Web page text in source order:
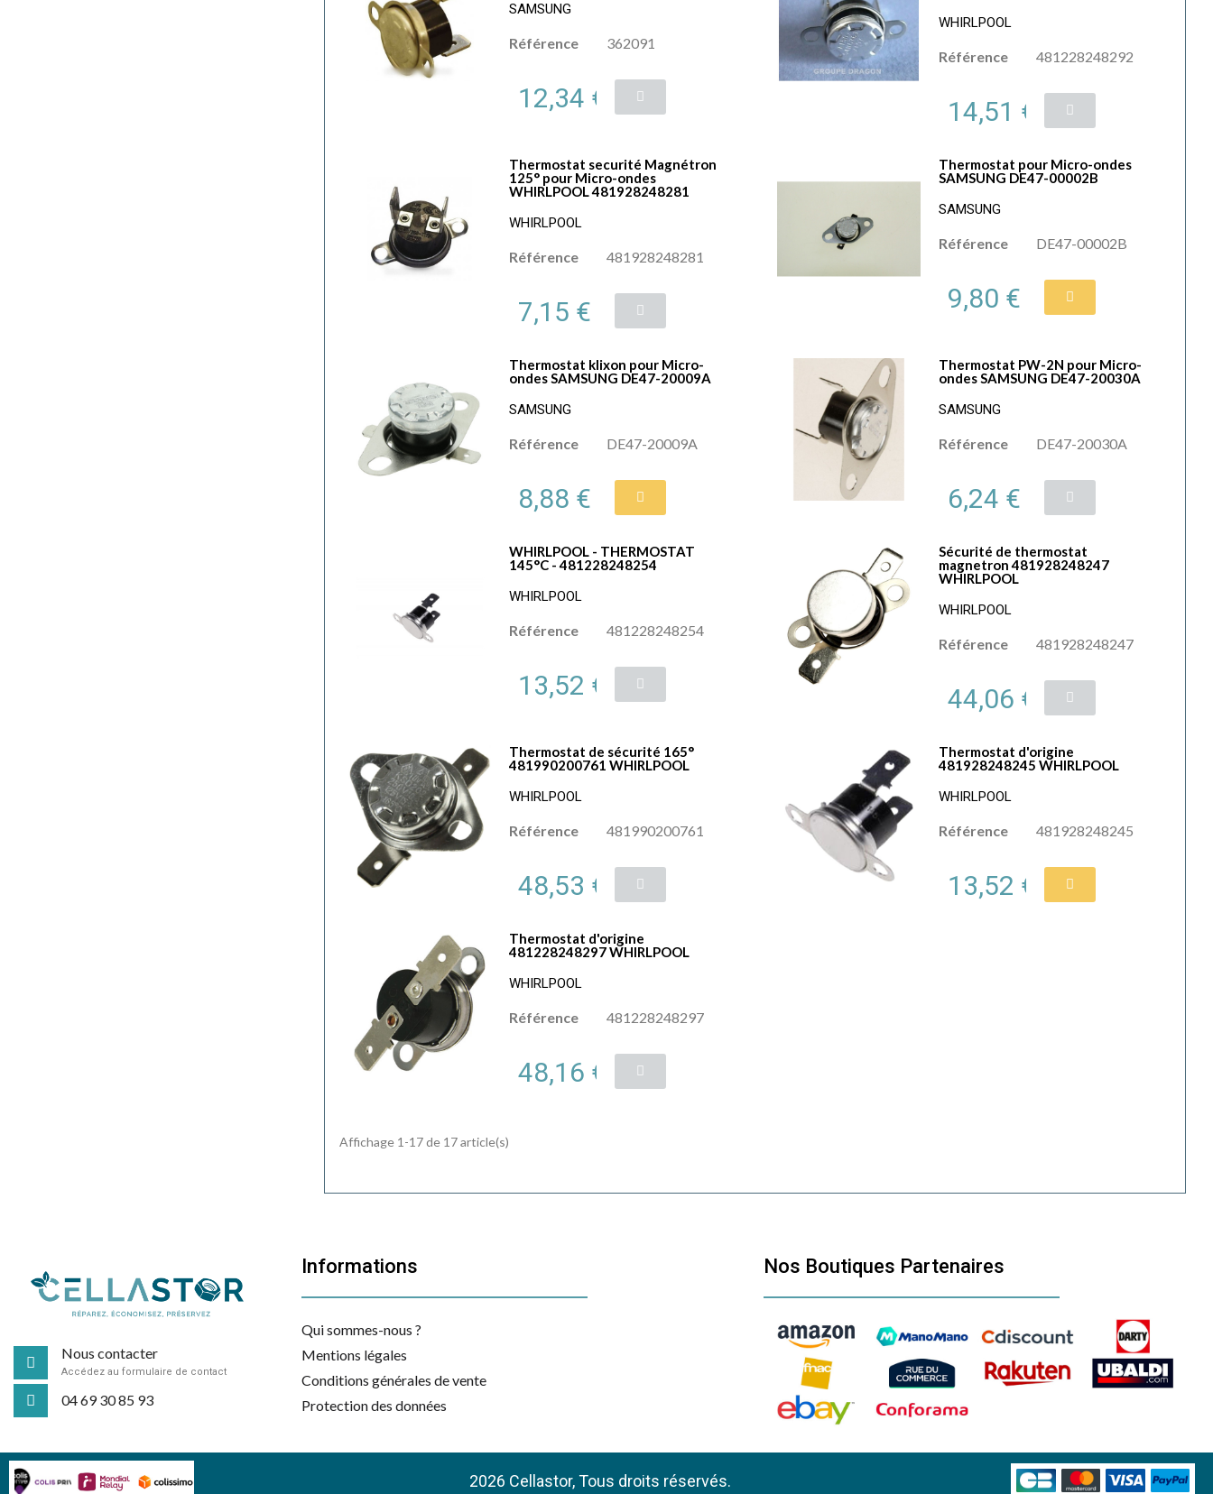
SAMSUNG
Référence 362091
12,34 €
WHIRLPOOL
Référence 481228248292
14,51 €
Thermostat securité Magnétron
125° pour Micro-ondes
WHIRLPOOL 481928248281
WHIRLPOOL
Référence 481928248281
7,15 €
Thermostat pour Micro-ondes
SAMSUNG DE47-00002B
SAMSUNG
Référence DE47-00002B
9,80 €
Thermostat klixon pour Micro-
ondes SAMSUNG DE47-20009A
SAMSUNG
Référence DE47-20009A
8,88 €
Thermostat PW-2N pour Micro-
ondes SAMSUNG DE47-20030A
SAMSUNG
Référence DE47-20030A
6,24 €
WHIRLPOOL - THERMOSTAT
145°C - 481228248254
WHIRLPOOL
Référence 481228248254
13,52 €
Sécurité de thermostat
magnetron 481928248247
WHIRLPOOL
WHIRLPOOL
Référence 481928248247
44,06 €
Thermostat de sécurité 165°
481990200761 WHIRLPOOL
WHIRLPOOL
Référence 481990200761
48,53 €
Thermostat d'origine
481928248245 WHIRLPOOL
WHIRLPOOL
Référence 481928248245
13,52 €
Thermostat d'origine
481228248297 WHIRLPOOL
WHIRLPOOL
Référence 481228248297
48,16 €
Affichage 1-17 de 17 article(s)
Nous contacter
Accédez au formulaire de contact
04 69 30 85 93
Informations
Qui sommes-nous ?
Mentions légales
Conditions générales de vente
Protection des données
Nos Boutiques Partenaires
2026 Cellastor, Tous droits réservés.